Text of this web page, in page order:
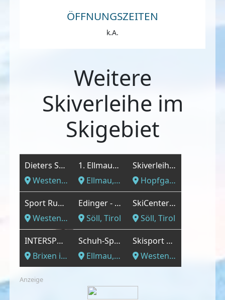
ÖFFNUNGSZEITEN
k.A.
Weitere
Skiverleihe im
Skigebiet
Dieters Sportshop
Westendorf, Tirol
1. Ellmauer Ski- und Snowboardschule
Ellmau, Tirol
Skiverleih Kurz
Hopfgarten im Brixental, Tirol
Sport Ruetz GmbH
Westendorf, Tirol
Edinger - Sport und Mode
Söll, Tirol
SkiCenter Stoll
Söll, Tirol
INTERSPORT - Direkt an der neuen Skiwelt Bahn
Brixen im Thale, Tirol
Schuh-Sport Günther
Ellmau, Tirol
Skisport Hausberger R&A Betriebs GmbH
Westendorf, Tirol
Anzeige